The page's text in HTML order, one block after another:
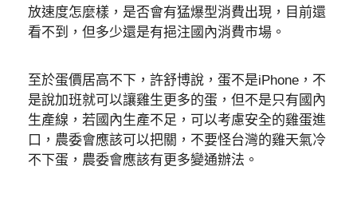
放速度怎麼樣，是否會有猛爆型消費出現，目前還
看不到，但多少還是有挹注國內消費市場。
至於蛋價居高不下，許舒博說，蛋不是iPhone，不
是說加班就可以讓雞生更多的蛋，但不是只有國內
生產線，若國內生產不足，可以考慮安全的雞蛋進
口，農委會應該可以把關，不要怪台灣的雞天氣冷
不下蛋，農委會應該有更多變通辦法。